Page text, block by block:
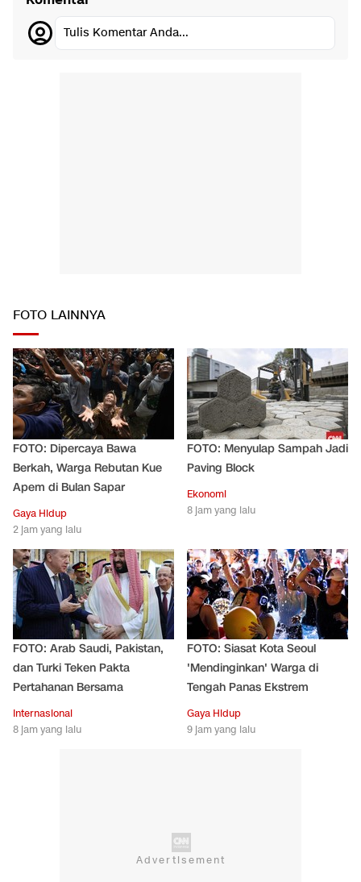
Tulis Komentar Anda...
FOTO LAINNYA
FOTO: Dipercaya Bawa
Berkah, Warga Rebutan Kue
Apem di Bulan Sapar
Gaya Hidup
2 jam yang lalu
FOTO: Menyulap Sampah Jadi
Paving Block
Ekonomi
8 jam yang lalu
FOTO: Arab Saudi, Pakistan,
dan Turki Teken Pakta
Pertahanan Bersama
Internasional
8 jam yang lalu
FOTO: Siasat Kota Seoul
'Mendinginkan' Warga di
Tengah Panas Ekstrem
Gaya Hidup
9 jam yang lalu